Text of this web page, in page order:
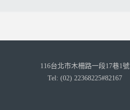
116台北市木柵路一段17巷1號
Tel: (02) 22368225#82167